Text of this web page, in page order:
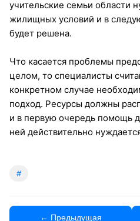
учительские семьи области
жилищных условий и в
будет решена.
Что касается проблемы
целом, то специалисты
конкретном случае
подход. Ресурсы должны
и в первую очередь помощь
ней действительно
#
← Предыдущая